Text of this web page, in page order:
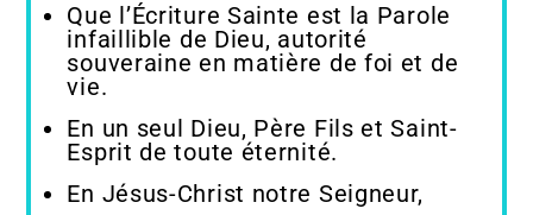
Que l’Écriture Sainte est la Parole
infaillible de Dieu, autorité
souveraine en matière de foi et de
vie.
En un seul Dieu, Père Fils et Saint-
Esprit de toute éternité.
En Jésus-Christ notre Seigneur,